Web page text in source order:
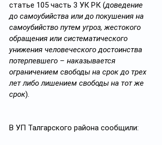
статье 105 часть 3 УК РК (доведение
до самоубийства или до покушения на
самоубийство путем угроз, жестокого
обращения или систематического
унижения человеческого достоинства
потерпевшего – наказывается
ограничением свободы на срок до трех
лет либо лишением свободы на тот же
срок).
В УП Талгарского района сообщили: